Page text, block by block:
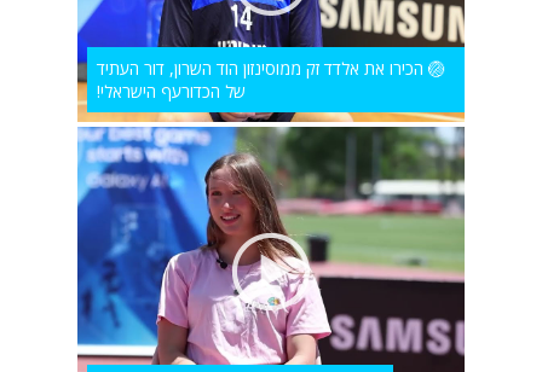
🏐 הכירו את אלדד זק ממוסינזון הוד השרון, דור העתיד
של הכדורעף הישראלי!